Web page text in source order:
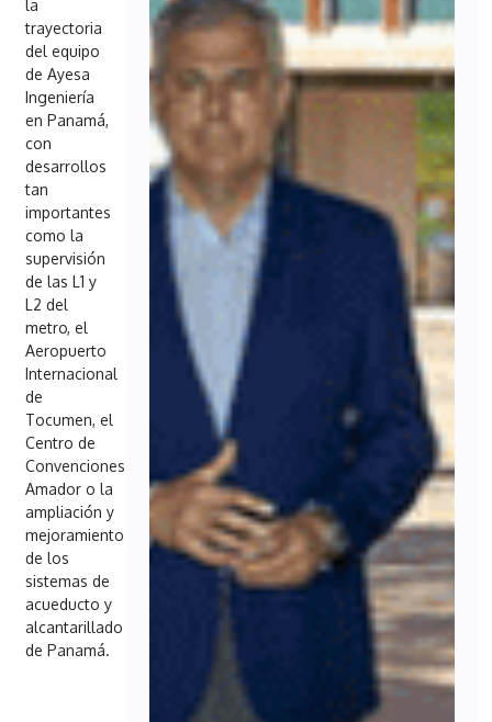
la
trayectoria
del equipo
de Ayesa
Ingeniería
en Panamá,
con
desarrollos
tan
importantes
como la
supervisión
de las L1 y
L2 del
metro, el
Aeropuerto
Internacional
de
Tocumen, el
Centro de
Convenciones
Amador o la
ampliación y
mejoramiento
de los
sistemas de
acueducto y
alcantarillado
de Panamá.